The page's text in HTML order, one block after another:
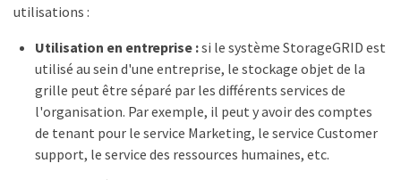
utilisations :
Utilisation en entreprise :si le système StorageGRID est
utilisé au sein d'une entreprise, le stockage objet de la
grille peut être séparé par les différents services de
l'organisation. Par exemple, il peut y avoir des comptes
de tenant pour le service Marketing, le service Customer
support, le service des ressources humaines, etc.